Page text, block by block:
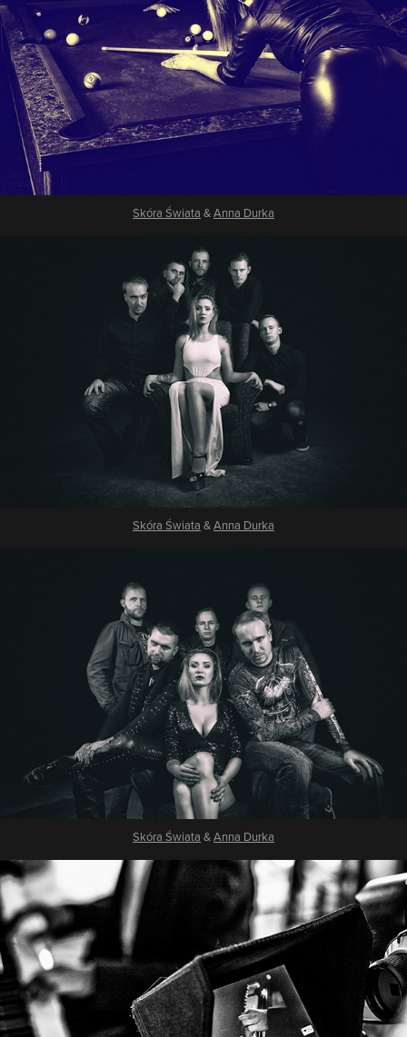
Skóra Świata &Anna Durka
Skóra Świata & Anna Durka
Skóra Świata &Anna Durka